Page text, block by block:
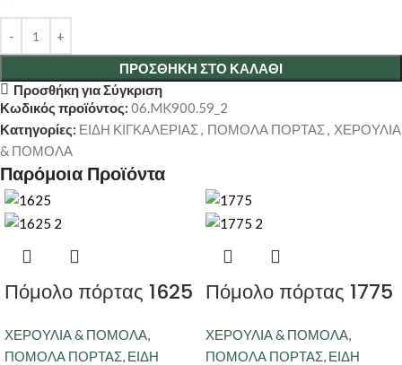
ΠΡΟΣΘΉΚΗ ΣΤΟ ΚΑΛΆΘΙ
Προσθήκη για Σύγκριση
Κωδικός προϊόντος: 06.MK900.59_2
Κατηγορίες: ΕΙΔΗ ΚΙΓΚΑΛΕΡΙΑΣ, ΠΟΜΟΛΑ ΠΟΡΤΑΣ, ΧΕΡΟΥΛΙΑ
& ΠΟΜΟΛΑ
Παρόμοια Προϊόντα
Πόμολο πόρτας 1625
ΧΕΡΟΥΛΙΑ & ΠΟΜΟΛΑ,
ΠΟΜΟΛΑ ΠΟΡΤΑΣ, ΕΙΔΗ
Πόμολο πόρτας 1775
ΧΕΡΟΥΛΙΑ & ΠΟΜΟΛΑ,
ΠΟΜΟΛΑ ΠΟΡΤΑΣ, ΕΙΔΗ